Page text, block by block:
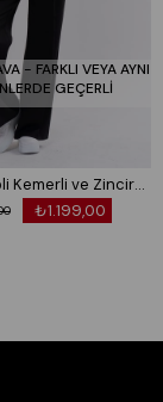
- FARKLI VEYA AYNI
GEÇERLİ
Bol Paça Cepli Kemerli ve Zincir Detaylı Atlas Kumaş Pantolon 30024
₺1.199,00